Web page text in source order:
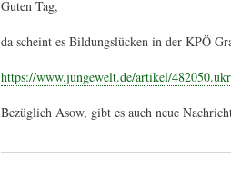
Guten Tag,
da scheint es Bildungslücken in der KPÖ
https://www.jungewelt.de/artikel/
Bezüglich Asow, gibt es auch neue